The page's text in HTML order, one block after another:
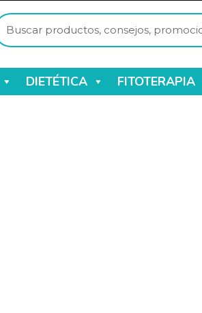
DIETÉTICA FITOTERAPIA